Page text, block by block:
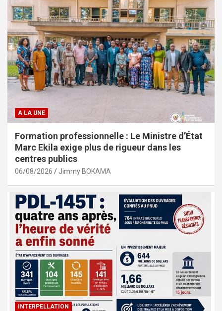
A LA UNE
Formation professionnelle : Le Ministre d’État
Marc Ekila exige plus de rigueur dans les
centres publics
06/08/2026 Jimmy BOKAMA
INTERPELLATION